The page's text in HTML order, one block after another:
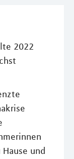
2022
und